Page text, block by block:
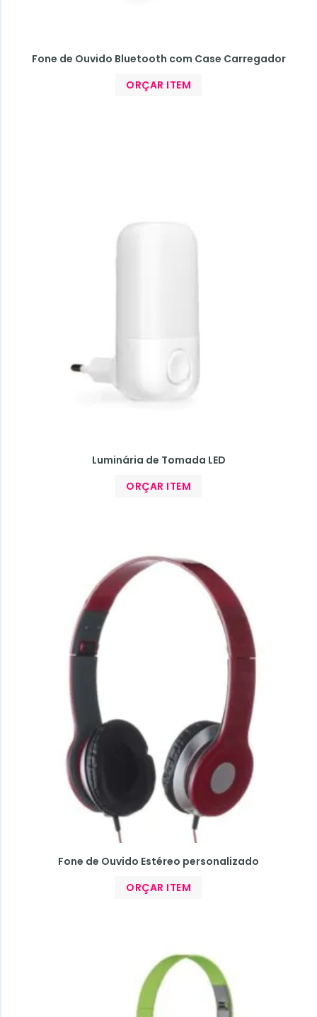
Fone de Ouvido Bluetooth com Case Carregador
ORÇAR ITEM
Luminária de Tomada LED
ORÇAR ITEM
Fone de Ouvido Estéreo personalizado
ORÇAR ITEM